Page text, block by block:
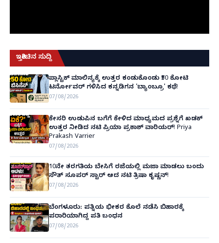
ಇತ್ತೀಚಿನ ಸುದ್ದಿ
ಪ್ಲಾಸ್ಟಿಕ್ ಮಾಲಿನ್ಯಕ್ಕೆ ಉತ್ತರ ಕಂಡುಕೊಂಡು ₹50 ಕೋಟಿ
ಟರ್ನೋವರ್ ಗಳಿಸಿದ ಕನ್ನಡಿಗನ 'ಬ್ಯಾಂಬ್ರೂ' ಕಥೆ!
07/08/2026
ಕೇಸರಿ ಉಡುಪಿನ ಬಗೆಗೆ ಕೇಳಿದ ಮಾಧ್ಯಮದ ಪ್ರಶ್ನೆಗೆ ಖಡಕ್
ಉತ್ತರ ನೀಡಿದ ನಟಿ ಪ್ರಿಯಾ ಪ್ರಕಾಶ್ ವಾರಿಯರ್! Priya
Prakash Varrier
07/08/2026
10ನೇ ತರಗತಿಯ ಬೇಸಿಗೆ ರಜೆಯಲ್ಲಿ ಮಜಾ ಮಾಡಲು ಬಂದು
ಸೌತ್ ಸೂಪರ್ ಸ್ಟಾರ್ ಆದ ನಟಿ ತ್ರಿಷಾ ಕೃಷ್ಣನ್!
07/08/2026
ಬೆಂಗಳೂರು: ಪತ್ನಿಯ ಭೀಕರ ಕೊಲೆ ನಡೆಸಿ ಬಿಹಾರಕ್ಕೆ
ಪರಾರಿಯಾಗಿದ್ದ ಪತಿ ಬಂಧನ
07/08/2026